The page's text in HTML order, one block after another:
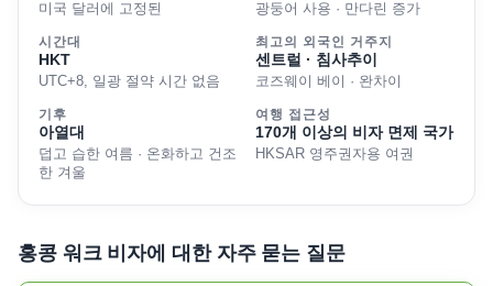
미국 달러에 고정된 광둥어 사용 · 만다린 증가
시간대
HKT
UTC+8, 일광 절약 시간 없음
최고의 외국인 거주지
센트럴 · 침사추이
코즈웨이 베이 · 완차이
기후
아열대
덥고 습한 여름 · 온화하고 건조
한 겨울
여행 접근성
170개 이상의 비자 면제 국가
HKSAR 영주권자용 여권
홍콩 워크 비자에 대한 자주 묻는 질문